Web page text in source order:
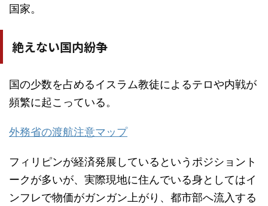
国家。
絶えない国内紛争
国の少数を占めるイスラム教徒によるテロや内戦が
頻繁に起こっている。
外務省の渡航注意マップ
フィリピンが経済発展しているというポジショント
ークが多いが、実際現地に住んでいる身としてはイ
ンフレで物価がガンガン上がり、都市部へ流入する